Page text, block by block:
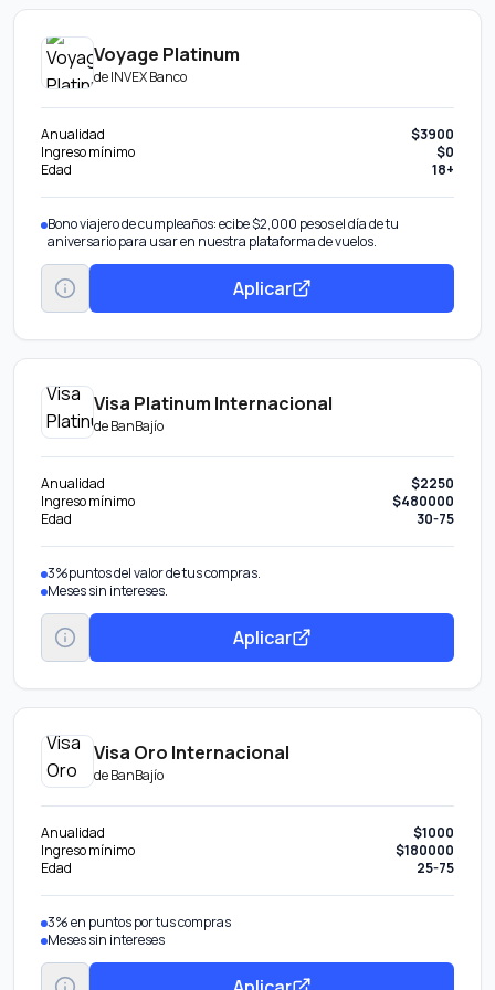
Voyage Platinum
deINVEX Banco
Anualidad
$3900
Ingreso mínimo
$0
Edad
18+
Bono viajero de cumpleaños: ecibe $2,000 pesos el día de tu
aniversario para usar en nuestra plataforma de vuelos.
Aplicar
Visa Platinum Internacional
deBanBajío
Anualidad
$2250
Ingreso mínimo
$480000
Edad
30-75
3%puntos del valor de tus compras.
Meses sin intereses.
Aplicar
Visa Oro Internacional
deBanBajío
Anualidad
$1000
Ingreso mínimo
$180000
Edad
25-75
3% en puntos por tus compras
Meses sin intereses